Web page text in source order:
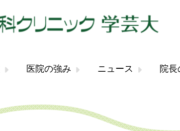
医院の強み ニュース 院長